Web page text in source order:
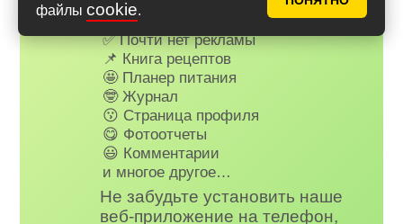
файлы cookie.
Для всех, кто в клубе...
✅ Почти нет рекламы
📌 Книга рецептов
🤩 Планер питания
🤓 Журнал
😗 Страница профиля
😋 Фотоотчеты
😃 Комментарии
и многое другое…
Не забудьте установить наше
веб-приложение на телефон,